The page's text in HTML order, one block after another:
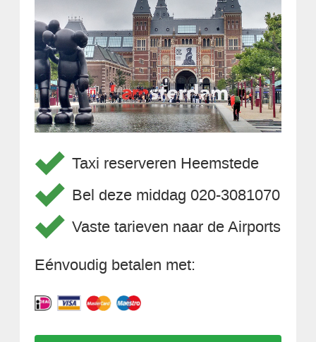
Taxi reserveren Heemstede
Bel deze middag 020-3081070
Vaste tarieven naar de Airports
Eénvoudig betalen met: